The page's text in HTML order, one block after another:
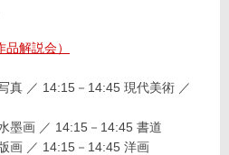
品解説会）
真 ／ 14:15－14:45 現代美術 ／
墨画 ／ 14:15－14:45 書道
画 ／ 14:15－14:45 洋画